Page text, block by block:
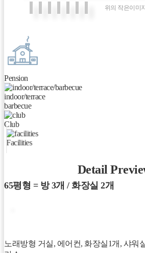
위의 작은이미
Pension
indoor/terrace
barbecue
Club
Facilities
Detail
65평형 = 방 3개 / 화장실 2개
노래방형 거실, 에어컨, 화장실1개, 샤워